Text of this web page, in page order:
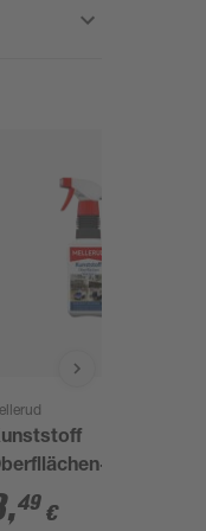
Reiniger
l
,49 €